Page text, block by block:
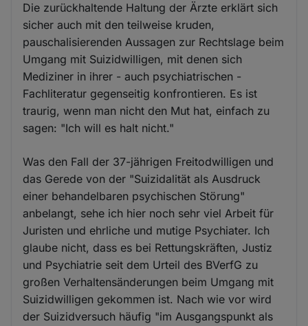
Die zurückhaltende Haltung der Ärzte erklärt sich
sicher auch mit den teilweise kruden,
pauschalisierenden Aussagen zur Rechtslage beim
Umgang mit Suizidwilligen, mit denen sich
Mediziner in ihrer - auch psychiatrischen -
Fachliteratur gegenseitig konfrontieren. Es ist
traurig, wenn man nicht den Mut hat, einfach zu
sagen: "Ich will es halt nicht."
Was den Fall der 37-jährigen Freitodwilligen und
das Gerede von der "Suizidalität als Ausdruck
einer behandelbaren psychischen Störung"
anbelangt, sehe ich hier noch sehr viel Arbeit für
Juristen und ehrliche und mutige Psychiater. Ich
glaube nicht, dass es bei Rettungskräften, Justiz
und Psychiatrie seit dem Urteil des BVerfG zu
großen Verhaltensänderungen beim Umgang mit
Suizidwilligen gekommen ist. Nach wie vor wird
der Suizidversuch häufig "im Ausgangspunkt als